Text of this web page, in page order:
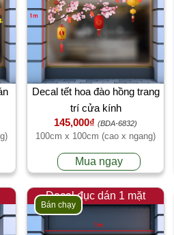
Decal tết hoa đào hồng trang
trí cửa kính
145,000₫ (BDA-6832)
100cm x 100cm (cao x ngang)
Mua ngay
Decal đục dán 1 mặt
Bán chạy